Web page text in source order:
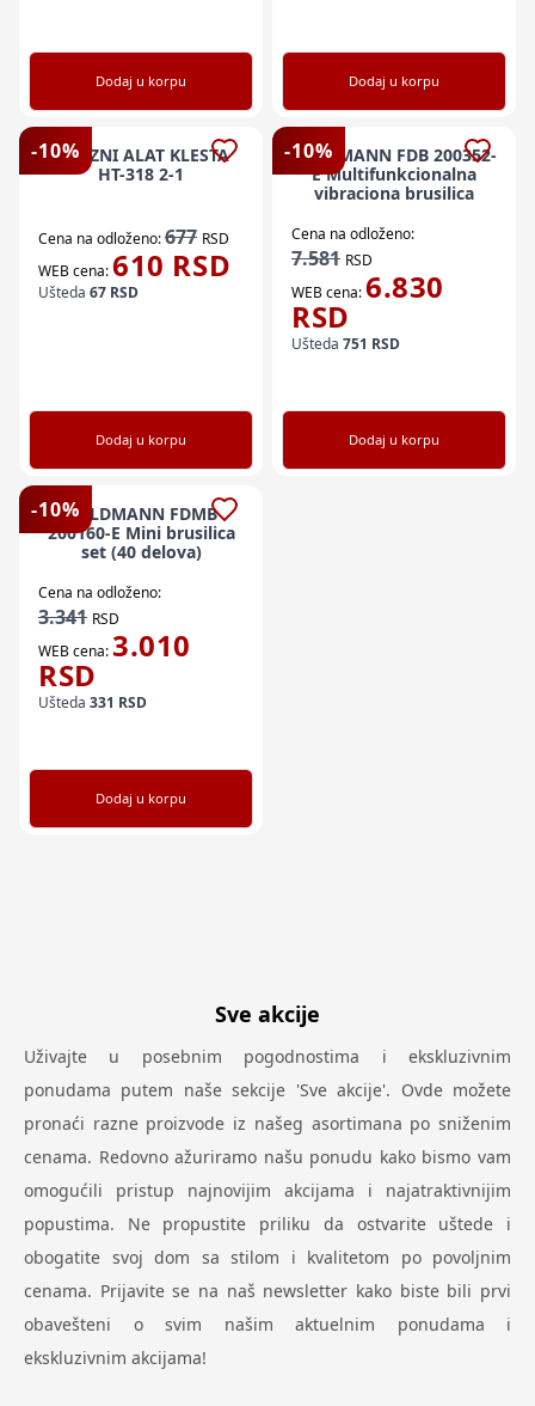
Dodaj u korpu Dodaj u korpu
-10%
MREZNI ALAT KLESTA
HT-318 2-1
Cena na odloženo:677 RSD
WEB cena:610 RSD
Ušteda 67 RSD
Dodaj u korpu
-10%
FIELDMANN FDB 200352-
E Multifunkcionalna
vibraciona brusilica
Cena na odloženo:
7.581 RSD
WEB cena:6.830
RSD
Ušteda 751 RSD
Dodaj u korpu
-10%
FIELDMANN FDMB
200160-E Mini brusilica
set (40 delova)
Cena na odloženo:
3.341 RSD
WEB cena:3.010
RSD
Ušteda 331 RSD
Dodaj u korpu
Sve akcije
Uživajte u posebnim pogodnostima i ekskluzivnim
ponudama putem naše sekcije 'Sve akcije'. Ovde možete
pronaći razne proizvode iz našeg asortimana po sniženim
cenama. Redovno ažuriramo našu ponudu kako bismo vam
omogućili pristup najnovijim akcijama i najatraktivnijim
popustima. Ne propustite priliku da ostvarite uštede i
obogatite svoj dom sa stilom i kvalitetom po povoljnim
cenama. Prijavite se na naš newsletter kako biste bili prvi
obavešteni o svim našim aktuelnim ponudama i
ekskluzivnim akcijama!